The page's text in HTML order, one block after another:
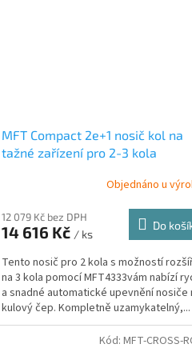
MFT Compact 2e+1 nosič kol na
tažné zařízení pro 2-3 kola
Objednáno u
12 079 Kč bez DPH
14 616 Kč / ks
Do
Tento nosič pro 2 kola s možností
na 3 kola pomocí MFT4333vám nabízí
a snadné automatické upevnění nosiče
kulový čep. Kompletně uzamykatelný,...
Kód: MFT-CROSS-